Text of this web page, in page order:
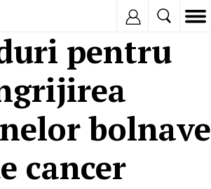
pentru
bolnave
cancer